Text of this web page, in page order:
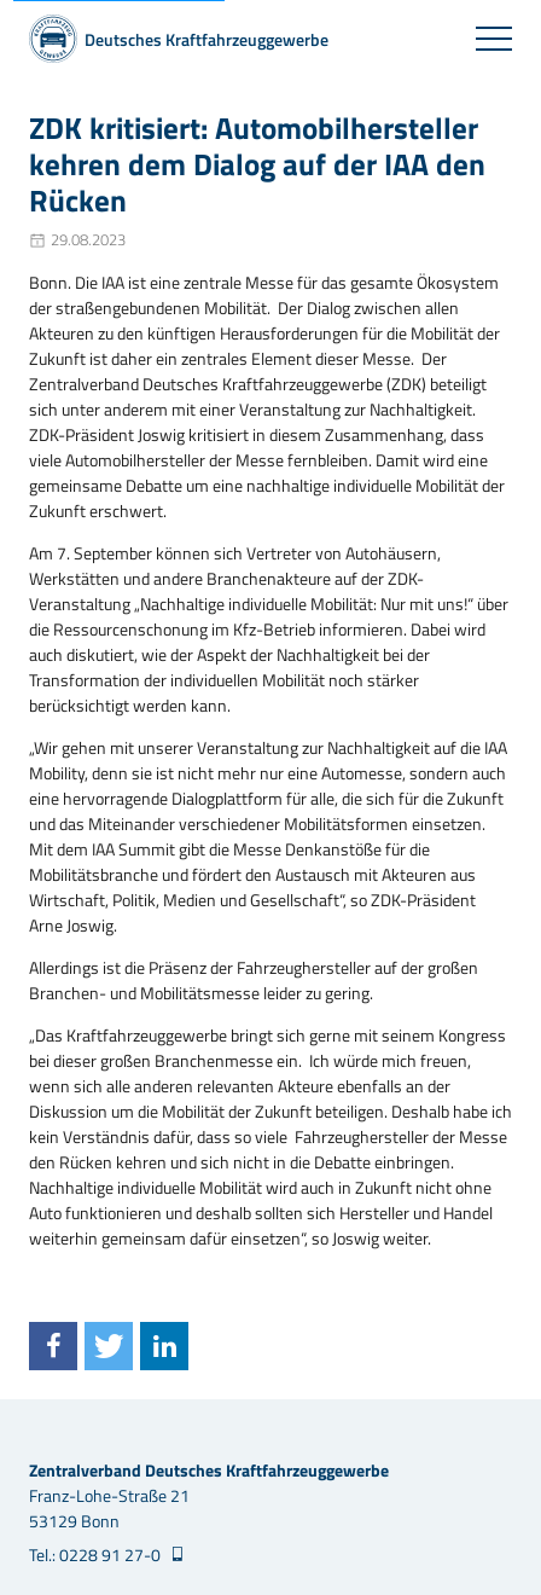
Deutsches Kraftfahrzeuggewerbe
ZDK kritisiert: Automobilhersteller
kehren dem Dialog auf der IAA den
Rücken
29.08.2023
Bonn. Die IAA ist eine zentrale Messe für das gesamte Ökosystem
der straßengebundenen Mobilität. Der Dialog zwischen allen
Akteuren zu den künftigen Herausforderungen für die Mobilität der
Zukunft ist daher ein zentrales Element dieser Messe. Der
Zentralverband Deutsches Kraftfahrzeuggewerbe (ZDK) beteiligt
sich unter anderem mit einer Veranstaltung zur Nachhaltigkeit.
ZDK-Präsident Joswig kritisiert in diesem Zusammenhang, dass
viele Automobilhersteller der Messe fernbleiben. Damit wird eine
gemeinsame Debatte um eine nachhaltige individuelle Mobilität der
Zukunft erschwert.
Am 7. September können sich Vertreter von Autohäusern,
Werkstätten und andere Branchenakteure auf der ZDK-
Veranstaltung „Nachhaltige individuelle Mobilität: Nur mit uns!“ über
die Ressourcenschonung im Kfz-Betrieb informieren. Dabei wird
auch diskutiert, wie der Aspekt der Nachhaltigkeit bei der
Transformation der individuellen Mobilität noch stärker
berücksichtigt werden kann.
„Wir gehen mit unserer Veranstaltung zur Nachhaltigkeit auf die IAA
Mobility, denn sie ist nicht mehr nur eine Automesse, sondern auch
eine hervorragende Dialogplattform für alle, die sich für die Zukunft
und das Miteinander verschiedener Mobilitätsformen einsetzen.
Mit dem IAA Summit gibt die Messe Denkanstöße für die
Mobilitätsbranche und fördert den Austausch mit Akteuren aus
Wirtschaft, Politik, Medien und Gesellschaft“, so ZDK-Präsident
Arne Joswig.
Allerdings ist die Präsenz der Fahrzeughersteller auf der großen
Branchen- und Mobilitätsmesse leider zu gering.
„Das Kraftfahrzeuggewerbe bringt sich gerne mit seinem Kongress
bei dieser großen Branchenmesse ein. Ich würde mich freuen,
wenn sich alle anderen relevanten Akteure ebenfalls an der
Diskussion um die Mobilität der Zukunft beteiligen. Deshalb habe ich
kein Verständnis dafür, dass so viele Fahrzeughersteller der Messe
den Rücken kehren und sich nicht in die Debatte einbringen.
Nachhaltige individuelle Mobilität wird auch in Zukunft nicht ohne
Auto funktionieren und deshalb sollten sich Hersteller und Handel
weiterhin gemeinsam dafür einsetzen“, so Joswig weiter.
Zentralverband Deutsches Kraftfahrzeuggewerbe
Franz-Lohe-Straße 21
53129 Bonn
Tel.: 0228 91 27-0